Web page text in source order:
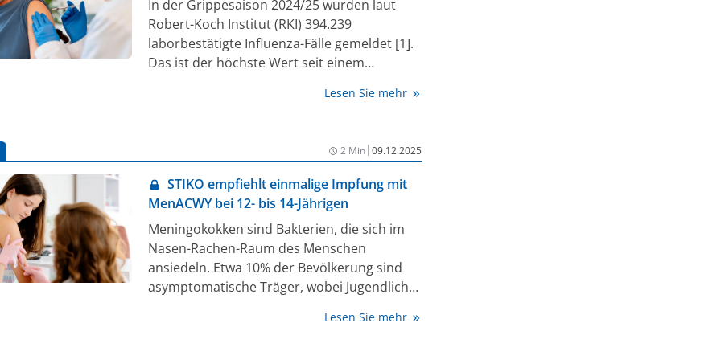
In der Grippesaison 2024/25 wurden laut
Robert-Koch Institut (RKI) 394.239
laborbestätigte Influenza-Fälle gemeldet [1].
Das ist der höchste Wert seit einem
Zahlen in dieser Saison noch übertroffen.
Lesen Sie mehr
2 Min|09.12.2025
STIKO empfiehlt einmalige Impfung mit
MenACWY bei 12- bis 14-Jährigen
Meningokokken sind Bakterien, die sich im
Nasen-Rachen-Raum des Menschen
ansiedeln. Etwa 10% der Bevölkerung sind
asymptomatische Träger, wobei Jugendliche
Meningokokken-Besiedlung aufweisen. An
Lesen Sie mehr